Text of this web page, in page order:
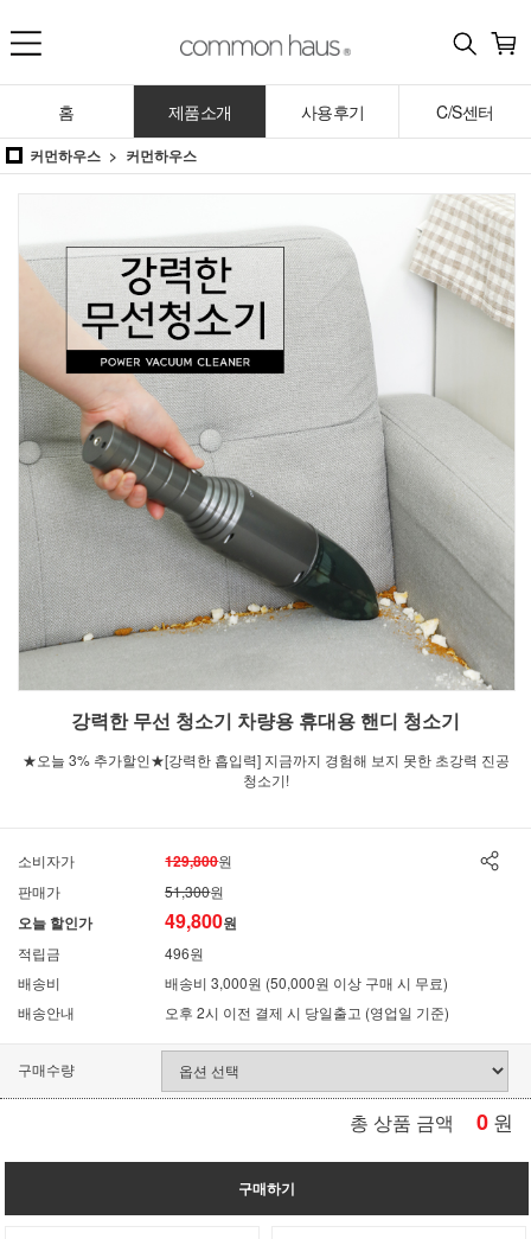
홈 제품소개 사용후기 C/S센터
커먼하우스 커먼하우스
강력한 무선 청소기 차량용 휴대용 핸디 청소기
★오늘 3% 추가할인★[강력한 흡입력] 지금까지 경험해 보지 못한 초강력 진공
청소기!
소비자가 129,800원
판매가
51,300원
오늘 할인가 49,800원
적립금
496원
배송비
배송비 3,000원 (50,000원 이상 구매 시 무료)
배송안내
오후 2시 이전 결제 시 당일출고 (영업일 기준)
구매수량
총 상품 금액 0 원
구매하기